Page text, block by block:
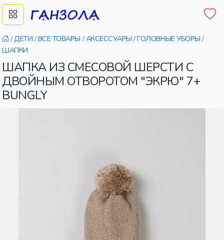
/ДЕТИ /ВСЕ ТОВАРЫ /АКСЕССУАРЫ /ГОЛОВНЫЕ УБОРЫ /
ШАПКИ
ШАПКА ИЗ СМЕСОВОЙ ШЕРСТИ С
ДВОЙНЫМ ОТВОРОТОМ "ЭКРЮ" 7+
BUNGLY